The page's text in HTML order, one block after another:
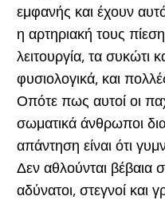
εμφανής και έχουν
η αρτηριακή τους
λειτουργία, τα συκώτι
φυσιολογικά, και
Οπότε πως αυτοί οι
σωματικά άνθρωποι
απάντηση είναι ότι
Δεν αθλούνται βέβαια
αδύνατοι, στεγνοί και